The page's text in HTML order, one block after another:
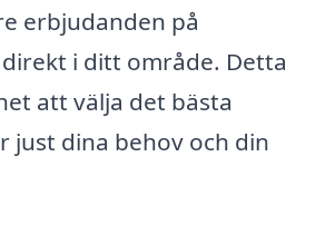
erbjudanden på
i ditt område. Detta
att välja det bästa
just dina behov och din